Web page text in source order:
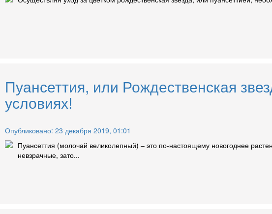
Пуансеттия, или Рождественская
условиях!
Опубликовано: 23 декабря 2019, 01:01
Пуансеттия (молочай великолепный) – это по-настоящему новогоднее
невзрачные, зато...